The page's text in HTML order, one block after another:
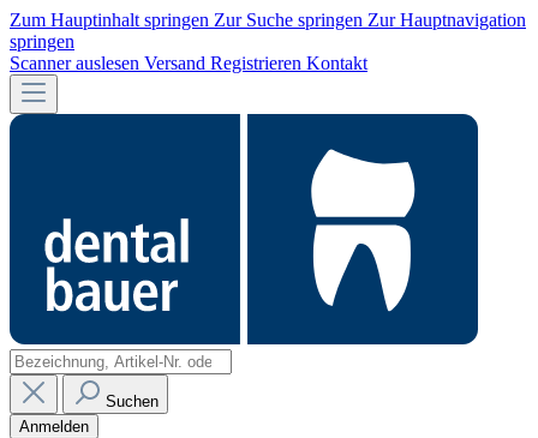
Zum Hauptinhalt springen Zur Suche springen Zur Hauptnavigation
springen
Scanner auslesen Versand Registrieren Kontakt
Suchen
Anmelden